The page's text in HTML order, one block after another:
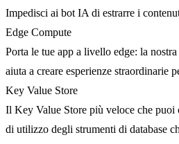
Impedisci ai bot IA di estrarre i
Edge Compute
Porta le tue app a livello edge: la
aiuta a creare esperienze straordinarie
Key Value Store
Il Key Value Store più veloce che puoi
di utilizzo degli strumenti di database